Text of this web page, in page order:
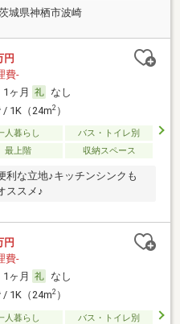
城県神栖市波崎
円
費-
1ヶ月
なし
/ 1K（24m2）
人暮らし
バス・トイレ別
最上階 収納スペース
利な立地♪キッチンシンクも
ススメ♪
円
費-
1ヶ月
なし
/ 1K（24m2）
人暮らし
バス・トイレ別